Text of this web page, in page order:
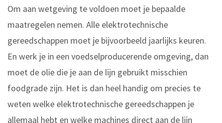
Om aan wetgeving te voldoen moet je bepaalde
maatregelen nemen. Alle elektrotechnische
gereedschappen moet je bijvoorbeeld jaarlijks keuren.
En werk je in een voedselproducerende omgeving, dan
moet de olie die je aan de lijn gebruikt misschien
foodgrade zijn. Het is dan heel handig om precies te
weten welke elektrotechnische gereedschappen je
allemaal hebt en welke machines direct aan de lijn